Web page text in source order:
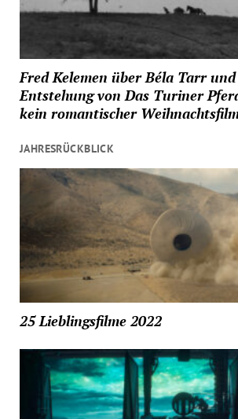
Fred Kelemen über Béla Tarr
Entstehung von Das Turiner
kein romantischer
JAHRESRÜCKBLICK
25 Lieblingsfilme 2022